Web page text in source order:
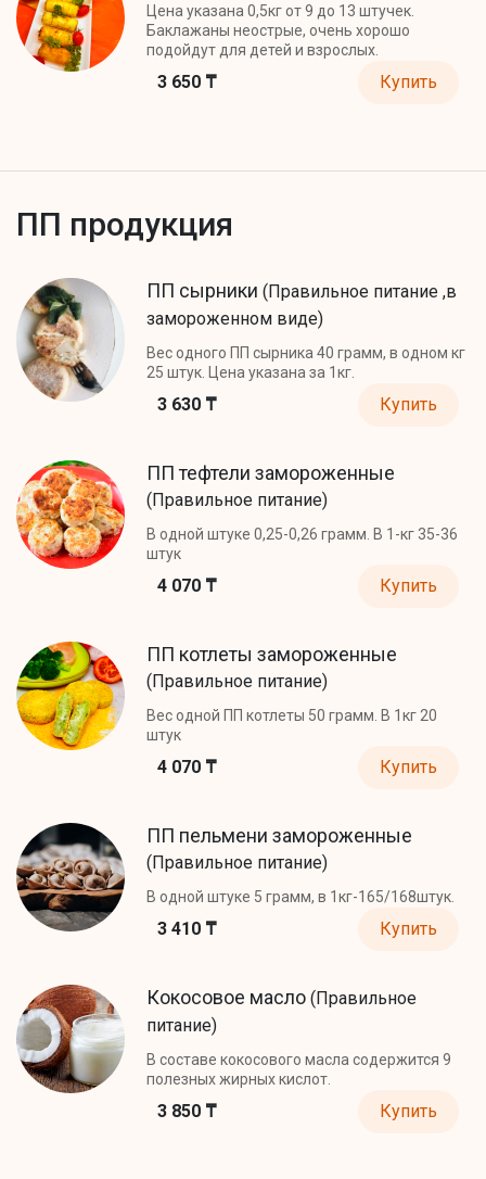
Цена указана 0,5кг от 9 до 13 штучек.
Баклажаны неострые, очень хорошо
подойдут для детей и взрослых.
3 650 ₸ Купить
ПП продукция
ПП сырники (Правильное питание ,в
замороженном виде)
Вес одного ПП сырника 40 грамм, в одном кг
25 штук. Цена указана за 1кг.
3 630 ₸ Купить
ПП тефтели замороженные
(Правильное питание)
В одной штуке 0,25-0,26 грамм. В 1-кг 35-36
штук
4 070 ₸ Купить
ПП котлеты замороженные
(Правильное питание)
Вес одной ПП котлеты 50 грамм. В 1кг 20
штук
4 070 ₸ Купить
ПП пельмени замороженные
(Правильное питание)
В одной штуке 5 грамм, в 1кг-165/168штук.
3 410 ₸ Купить
Кокосовое масло (Правильное
питание)
В составе кокосового масла содержится 9
полезных жирных кислот.
3 850 ₸ Купить